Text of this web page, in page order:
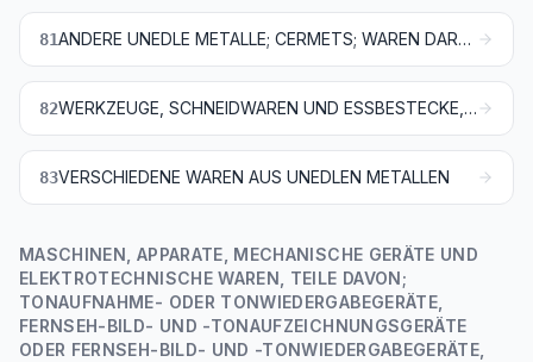
81 ANDERE UNEDLE METALLE; CERMETS; WAREN DARAUS
82 WERKZEUGE, SCHNEIDWAREN UND ESSBESTECKE, AUS UNEDLEN METALLEN; TEILE DAVON, AUS UNEDLEN METALLEN
83VERSCHIEDENE WAREN AUS UNEDLEN METALLEN
MASCHINEN, APPARATE, MECHANISCHE GERÄTE UND
ELEKTROTECHNISCHE WAREN, TEILE DAVON;
TONAUFNAHME- ODER TONWIEDERGABEGERÄTE,
FERNSEH-BILD- UND -TONAUFZEICHNUNGSGERÄTE
ODER FERNSEH-BILD- UND -TONWIEDERGABEGERÄTE,